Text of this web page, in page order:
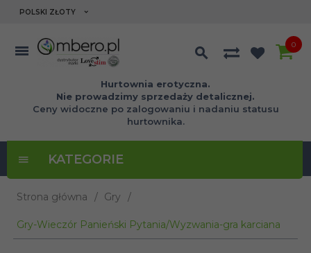
currency_h
POLSKI ZŁOTY
Hurtownia erotyczna.
Nie prowadzimy sprzedaży detalicznej.
Ceny widoczne po zalogowaniu i nadaniu statusu
hurtownika.
0
KATEGORIE
Strona główna Gry
Gry-Wieczór Panieński Pytania/Wyzwania-gra karciana